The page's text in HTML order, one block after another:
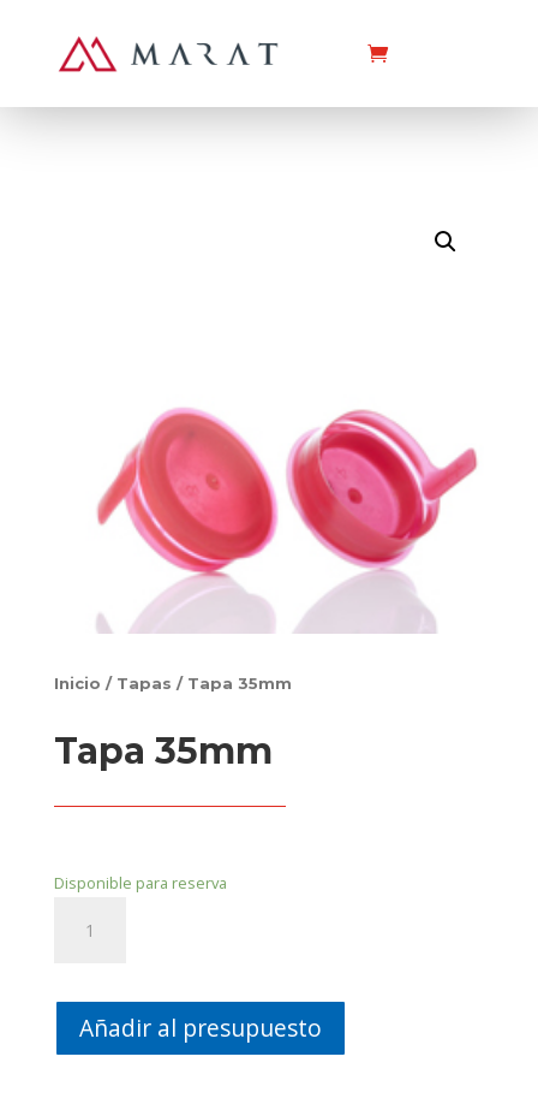
Inicio / Tapas / Tapa 35mm
Tapa 35mm
Disponible para reserva
35mm
Añadir al presupuesto